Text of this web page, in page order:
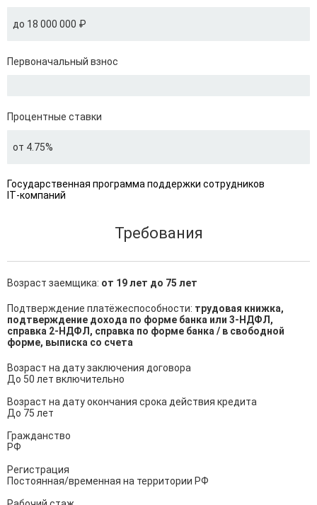
до 18 000 000 ₽
Первоначальный взнос
Процентные ставки
от 4.75%
Государственная программа поддержки сотрудников
IT‑компаний
Требования
Возраст заемщика: от 19 лет до 75 лет
Подтверждение платёжеспособности: трудовая книжка,
подтверждение дохода по форме банка или 3-НДФЛ,
справка 2-НДФЛ, справка по форме банка / в свободной
форме, выписка со счета
Возраст на дату заключения договора
До 50 лет включительно
Возраст на дату окончания срока действия кредита
До 75 лет
Гражданство
РФ
Регистрация
Постоянная/временная на территории РФ